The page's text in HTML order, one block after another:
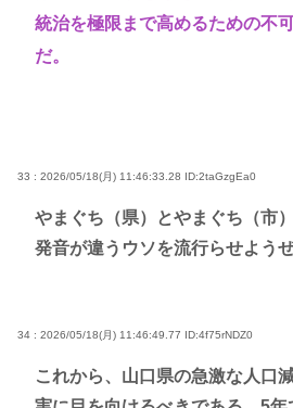
統治を極限まで高めるための不
だ。
33 : 2026/05/18(月) 11:46:33.28 ID:2taGzgEa0
やまぐち（県）とやまぐち（市
発音が違うウソを流行らせよう
34 : 2026/05/18(月) 11:46:49.77 ID:4f75rNDZ0
これから、山口県の急激な人口